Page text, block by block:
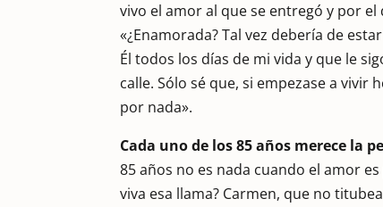
vivo el amor al que se entregó y por
«¿Enamorada? Tal vez debería de
Él todos los días de mi vida y que le
calle. Sólo sé que, si empezase a vivir
por nada».
Cada uno de los 85 años merece la
85 años no es nada cuando el amor
viva esa llama? Carmen, que no